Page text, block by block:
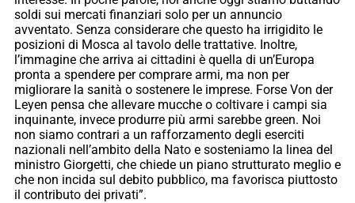
soldi sui mercati finanziari solo per un annuncio
avventato. Senza considerare che questo ha irrigidito le
posizioni di Mosca al tavolo delle trattative. Inoltre,
l’immagine che arriva ai cittadini è quella di un’Europa
pronta a spendere per comprare armi, ma non per
migliorare la sanità o sostenere le imprese. Forse Von der
Leyen pensa che allevare mucche o coltivare i campi sia
inquinante, invece produrre più armi sarebbe green. Noi
non siamo contrari a un rafforzamento degli eserciti
nazionali nell’ambito della Nato e sosteniamo la linea del
ministro Giorgetti, che chiede un piano strutturato meglio e
che non incida sul debito pubblico, ma favorisca piuttosto
il contributo dei privati”.